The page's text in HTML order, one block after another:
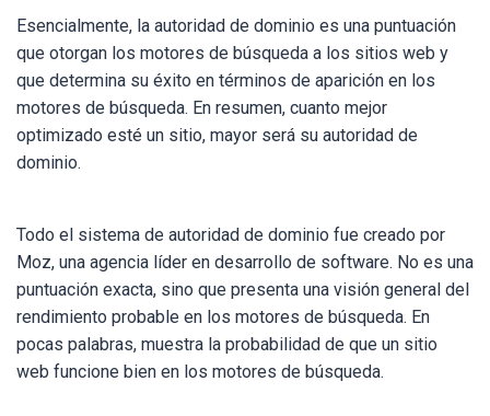
Revendedores
Blog
Español
Esencialmente, la autoridad de dominio es una puntuación
que otorgan los motores de búsqueda a los sitios web y
que determina su éxito en términos de aparición en los
motores de búsqueda. En resumen, cuanto mejor
optimizado esté un sitio, mayor será su autoridad de
dominio.
Todo el sistema de autoridad de dominio fue creado por
Moz, una agencia líder en desarrollo de software. No es una
puntuación exacta, sino que presenta una visión general del
rendimiento probable en los motores de búsqueda. En
pocas palabras, muestra la probabilidad de que un sitio
web funcione bien en los motores de búsqueda.